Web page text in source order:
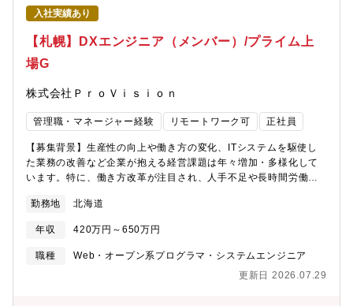
務）の整理・課題抽出・自動化に向けた業務ヒアリングと業務要
件の定義・ツール導入に向けた設計・開発・テスト・保守・運用
支援、ユーザー向け操作研修の実施■ 担当分野とツール例・ご経
験に応じて、以下いずれかの領域を中心に担当。・RPA（例：
UiPath、WinActor）・BIツール（例：Power BI、MOTION
kintone、OutSystems）■ 支援対象・プロジェクト規模・クライ
アント業種：IT、商社、小売、通信など多岐にわたる・プライム
案件多数／売上数百億円規模の企業プロジェクトにも参画・プロ
ーム参画（3～5名体制）【配属部署】DXビジネスエンジニアリン
グ事業部★ 男女比7：3、平均年齢は31歳と若く、中途入社が多い
ので馴染みやすい環境です。★ 月平均残業時間は15～20時間程度
で、働きやすさも抜群です。【この仕事の魅力】■オープンで助け
似プロジェクトなど、オープンな知識共有が活発で、プロジェク
ンバーはSlackで常時つながっており、いつでも相談可能です。さ
らに、上司との1on1やトレーナー制度も整っているため、入社後
入社実績あり
【札幌】DXエンジニア（メンバー）/プライム上
場G
株式会社ＰｒｏＶｉｓｉｏｎ
管理職・マネージャー経験 リモートワーク可 正社員
【募集背景】生産性の向上や働き方の変化、ITシステムを駆使し
た業務の改善など企業が抱える経営課題は年々増加・多様化して
います。特に、働き方改革が注目され、人手不足や長時間労働の
等）、BIツールなどの需要が高まっています。これまで人力で作
業していた業務にシステムを導入し自動化することで、業務スピ
ードや業務の正確さの向上につながり、生産性向上・業務効率
化・品質向上が期待できます。また、人件費の削減にも一役買う
ます。同社でもお客様のニーズにお応えできるよう、部署を新た
勤務地 北海道
年収 420万円～650万円
職種
Web・オープン系プログラマ・システムエンジニア
更新日 2026.07.29